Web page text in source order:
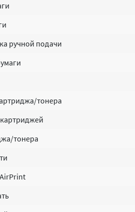
ручной подачи
тонера
тонера